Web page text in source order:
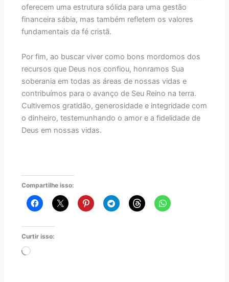
oferecem uma estrutura sólida para uma gestão
financeira sábia, mas também refletem os valores
fundamentais da fé cristã.
Por fim, ao buscar viver como bons mordomos dos
recursos que Deus nos confiou, honramos Sua
soberania em todas as áreas de nossas vidas e
contribuímos para o avanço de Seu Reino na terra.
Cultivemos gratidão, generosidade e integridade com
o dinheiro, testemunhando o amor e a fidelidade de
Deus em nossas vidas.
Compartilhe isso:
Curtir isso:
Carregando...